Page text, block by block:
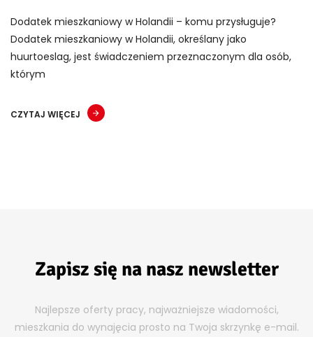
Dodatek mieszkaniowy w Holandii – komu przysługuje?
Dodatek mieszkaniowy w Holandii, określany jako
huurtoeslag, jest świadczeniem przeznaczonym dla osób,
którym
CZYTAJ WIĘCEJ
Zapisz się na nasz newsletter
Najlepsze oferty pracy, najważniejsze wiadomości,
mieszkania do wynajęcia prosto na Twoja skrzynkę e-mail.